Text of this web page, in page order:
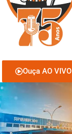
Ouça AO VIVO